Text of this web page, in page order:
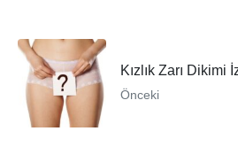
Kızlık Zarı Dikimi
Önceki